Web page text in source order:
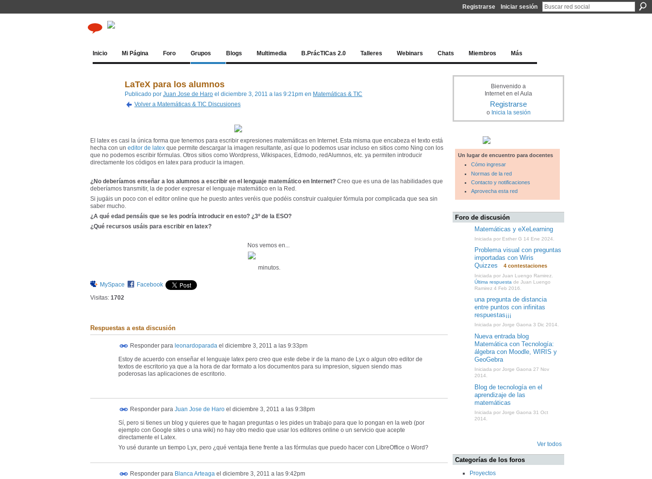
Registrarse Iniciar sesión
Inicio Mi Página Foro Grupos Blogs Multimedia B.PrácTICas 2.0 Talleres Webinars Chats Miembros Más
LaTeX para los alumnos
Publicado por Juan Jose de Haro el diciembre 3, 2011 a las 9:21pm en Matemáticas & TIC
Volver a Matemáticas & TIC Discusiones
El latex es casi la única forma que tenemos para escribir expresiones matemáticas en Internet. Esta misma que encabeza el texto está
hecha con un editor de latex que permite descargar la imagen resultante, así que lo podemos usar incluso en sitios como Ning con los
que no podemos escribir fórmulas. Otros sitios como Wordpress, Wikispaces, Edmodo, redAlumnos, etc. ya permiten introducir
directamente los códigos en latex para producir la imagen.
¿No deberíamos enseñar a los alumnos a escribir en el lenguaje matemático en Internet? Creo que es una de las habilidades que
deberíamos transmitir, la de poder expresar el lenguaje matemático en la Red.
Si jugáis un poco con el editor online que he puesto antes veréis que podéis construir cualquier fórmula por complicada que sea sin
saber mucho.
¿A qué edad pensáis que se les podría introducir en esto? ¿3º de la ESO?
¿Qué recursos usáis para escribir en latex?
Nos vemos en...
minutos.
MySpace
Facebook
Visitas: 1702
Respuestas a esta discusión
Responder para leonardoparada el diciembre 3, 2011 a las 9:33pm
Estoy de acuerdo con enseñar el lenguaje latex pero creo que este debe ir de la mano de Lyx o algun otro editor de
textos de escritorio ya que a la hora de dar formato a los documentos para su impresion, siguen siendo mas
poderosas las aplicaciones de escritorio.
Responder para Juan Jose de Haro el diciembre 3, 2011 a las 9:38pm
Sí, pero si tienes un blog y quieres que te hagan preguntas o les pides un trabajo para que lo pongan en la web (por
ejemplo con Google sites o una wiki) no hay otro medio que usar los editores online o un servicio que acepte
directamente el Latex.
Yo usé durante un tiempo Lyx, pero ¿qué ventaja tiene frente a las fórmulas que puedo hacer con LibreOffice o Word?
Responder para Blanca Arteaga el diciembre 3, 2011 a las 9:42pm
Bienvenido a
Internet en el Aula
Registrarse
o Inicia la sesión
Un lugar de encuentro para docentes
Cómo ingresar
Normas de la red
Contacto y notificaciones
Aprovecha esta red
Foro de discusión
Matemáticas y eXeLearning
Iniciada por Esther G 14 Ene 2024.
Problema visual con preguntas
importadas con Wiris
Quizzes
4 contestaciones
Iniciada por Juan Luengo Ramirez.
Última respuesta de Juan Luengo
Ramirez 4 Feb 2016.
una pregunta de distancia
entre puntos con infinitas
respuestas¡¡¡
Iniciada por Jorge Gaona 3 Dic 2014.
Nueva entrada blog
Matemática con Tecnología:
álgebra con Moodle, WIRIS y
GeoGebra
Iniciada por Jorge Gaona 27 Nov
2014.
Blog de tecnología en el
aprendizaje de las
matemáticas
Iniciada por Jorge Gaona 31 Oct
2014.
Ver todos
Categorías de los foros
Proyectos